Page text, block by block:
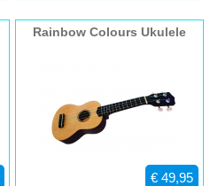
Rainbow Colours Ukulele
€ 49,95